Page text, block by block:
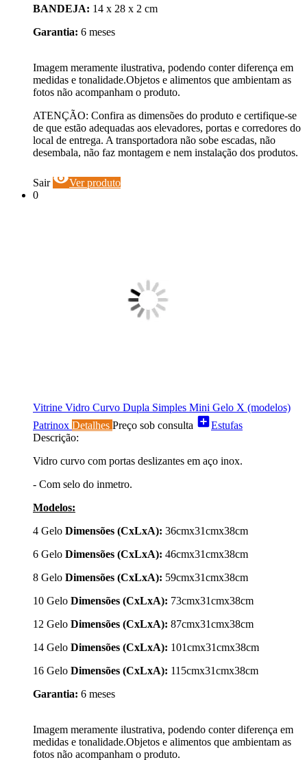
BANDEJA: 14 x 28 x 2 cm
Garantia: 6 meses
Imagem meramente ilustrativa, podendo conter diferença em
medidas e tonalidade.Objetos e alimentos que ambientam as
fotos não acompanham o produto.
ATENÇÃO: Confira as dimensões do produto e certifique-se
de que estão adequadas aos elevadores, portas e corredores do
local de entrega. A transportadora não sobe escadas, não
desembala, não faz montagem e nem instalação dos produtos.
Sair visibilityVer produto
0
Vitrine Vidro Curvo Dupla Simples Mini Gelo X (modelos)
Patrinox Detalhes Preço sob consulta add_boxEstufas
Descrição:
Vidro curvo com portas deslizantes em aço inox.
- Com selo do inmetro.
Modelos:
4 Gelo Dimensões (CxLxA): 36cmx31cmx38cm
6 Gelo Dimensões (CxLxA): 46cmx31cmx38cm
8 Gelo Dimensões (CxLxA): 59cmx31cmx38cm
10 Gelo Dimensões (CxLxA): 73cmx31cmx38cm
12 Gelo Dimensões (CxLxA): 87cmx31cmx38cm
14 Gelo Dimensões (CxLxA): 101cmx31cmx38cm
16 Gelo Dimensões (CxLxA): 115cmx31cmx38cm
Garantia: 6 meses
Imagem meramente ilustrativa, podendo conter diferença em
medidas e tonalidade.Objetos e alimentos que ambientam as
fotos não acompanham o produto.